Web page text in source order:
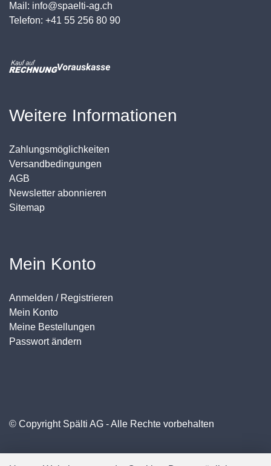
Mail: info@spaelti-ag.ch
Telefon: +41 55 256 80 90
Weitere Informationen
Zahlungsmöglichkeiten
Versandbedingungen
AGB
Newsletter abonnieren
Sitemap
Mein Konto
Anmelden / Registrieren
Mein Konto
Meine Bestellungen
Passwort ändern
© Copyright Spälti AG - Alle Rechte vorbehalten